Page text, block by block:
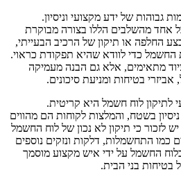
גבוהות של ידע מקצועי וניסיון.
אחד מהשלבים הללו בצורה מבוקרת
החלפה או תיקון של הרכיב הבעייתי,
החשמל כדי לוודא שהיא תפקודת כראוי.
מתאימים, אלא גם הבנה מעמיקה
בטיחות ומניעת סיכונים.
לתיקון לוח חשמל היא קריטית.
ניסיון בשטח, והמלצות לקוחות הם מהווים
לזכור כי תיקון לא נכון של לוח החשמל
כמו התחשמלות, דלקות ונזקים נוספים
החשמל על ידי איש מקצוע מוסמך
בטיחות בני הבית.